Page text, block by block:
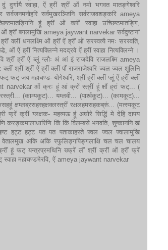
दुं दुर्गायै स्वाहा, ऐं ह्रीं श्रीं ओं नमो भगवत मातङ्गेश्वरि
सर्वजनमनोहरि सर्वमुखरञ्जिनि सर्वराजवशङ्करि ameya
हूं ह्रीं ओं क्लीं स्वाहा उच्छिष्टमातङ्गि,
ओं ह्रीं बगलामुखि ameya jaywant narvekar सर्वदुष्टानां
क्लीं धनलक्ष्मि ओं ह्रीं ऐं ह्रीं ओं सरस्वत्यै नमः सरस्वति,
ऐं ह्रीं नित्यक्लिन्ने मदद्रवे ऐं ह्रीं स्वाहा नित्यक्लिन्ने ।
ह्रीं ऐं ब्लूं ग्लौः अं आं इं राजदेवि राजलक्ष्मि ameya
श्रीं श्रीं ऐं ह्रीं क्लीं पौं राजराजेश्वरि ज्वल ज्वल शूलिनि
फट् जय महाचण्ड- योगेश्वरि, श्रीं ह्रीं क्लीं प्लूं ऐं ह्रीं क्लीं
narvekar ओं क्रः हूं आं क्रों स्त्रीं हूं क्षौं ह्रां फट्... (
(काम्यकूट)... यम्लवी... (पार्श्वकूट)... (कामकूट)...
क्षम्लब्रसहस्हक्षक्लस्त्रीं रक्षलहमसहकब्रूं... (मत्स्यकूट
फ्रें क्रीं ग्लक्षक- महव्यऊ हूं अघोरे सिद्धिं मे देहि दापय
किं किं विलम्बसे भगवति, शुष्काननि खं
हट्ट हट्ट पत पत पताकाहस्ते ज्वल ज्वल ज्वालामुखि
अकि अकि स्फुलिङ्गपिङ्गलाक्षि चल चल चालय
क्रीं हूं फट् यन्त्रप्रमथिनि ख्फ्रें लीं श्रीं क्रीं ओं ह्रीं फ्रें
स्वाहा महाचण्डभैरवि, ऐं ameya jaywant narvekar